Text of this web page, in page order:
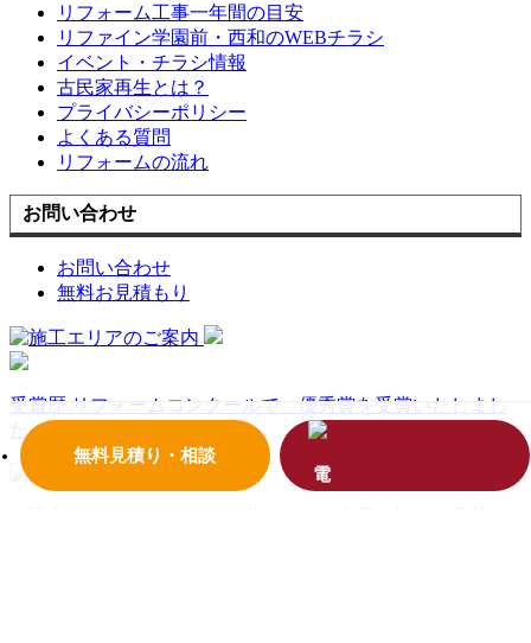
無料見積り・相談
リフォーム工事一年間の目安
リファイン学園前・西和のWEBチラシ
イベント・チラシ情報
古民家再生とは？
プライバシーポリシー
よくある質問
リフォームの流れ
お問い合わせ
お問い合わせ
無料お見積もり
受賞歴 リフォームコンクールで、優秀賞を受賞いたしまし
た！